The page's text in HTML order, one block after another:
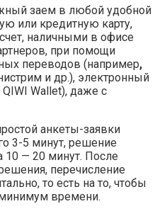
заем в любой удобной
или кредитную карту,
наличными в офисе
при помощи
переводов (например,
и др.), электронный
Wallet), даже с
анкеты-заявки
3-5 минут, решение
10 — 20 минут. После
перечисление
то есть на то, чтобы
времени.